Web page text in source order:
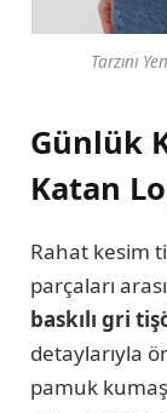
Tarzını
Günlük
Katan
Rahat kesim
parçaları
baskılı gri
detaylarıyla
pamuk